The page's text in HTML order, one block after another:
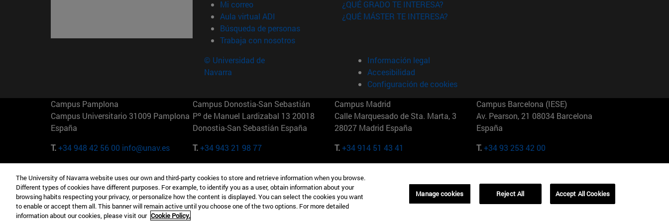
Mi correo(abre en nueva ventana)
Aula virtual ADI (abre en nueva ventana)
Búsqueda de personas(abre en nueva ventana)
Trabaja con nosotros(abre en nueva ventana)
¿QUÉ GRADO TE INTERESA?
¿QUÉ MÁSTER TE INTERESA?
© Universidad de
Navarra
Información legal
Accesibilidad
Configuración de cookies
Campus Pamplona
Campus Universitario 31009 Pamplona
España
T.+34 948 42 56 00 info@unav.es
Campus Donostia-San Sebastián
Pº de Manuel Lardizabal 13 20018
Donostia-San Sebastián España
T.+34 943 21 98 77
Campus Madrid
Calle Marquesado de Sta. Marta, 3
28027 Madrid España
T.+34 914 51 43 41
Campus Barcelona (IESE)
Av. Pearson, 21 08034 Barcelona
España
T.+34 93 253 42 00
Camino del Cerro Águila 3 28023
Madrid España
T.+34 912 11 30 00
165 W 57th St 10019-2201 Nueva York
EE.UU
T.+1 646 346 8850
Maria-Theresia-Straße 15 81675
Múnich Alemania
T.+49 89 24209790
01321001 Bela Vista Brasil
The University of Navarra website uses our own and third-party cookies to store and retrieve information when you browse.
Different types of cookies have different purposes. For example, to identify you as a user, obtain information about your
browsing habits respecting your privacy, or personalize how the content is displayed. You can select the cookies you want
to enable or accept them all. This banner will remain active until you choose one of the two options. For more detailed
information about our cookies, please visit our Cookie Policy.
Manage cookies Reject All Accept All Cookies